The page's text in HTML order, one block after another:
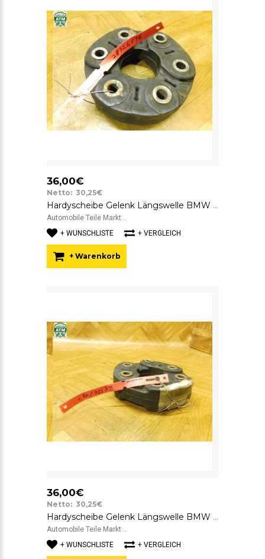
36,00€
Netto: 30,25€
Hardyscheibe Gelenk Längswelle BMW 7610061 SGF GAB01-043 26.11-7610061
Automobile Teile Markt ..
+ WUNSCHLISTE
+ VERGLEICH
+ Warenkorb
36,00€
Netto: 30,25€
Hardyscheibe Gelenk Längswelle BMW 7610061 SGF GAB01-043 26.11-7610061
Automobile Teile Markt ..
+ WUNSCHLISTE
+ VERGLEICH